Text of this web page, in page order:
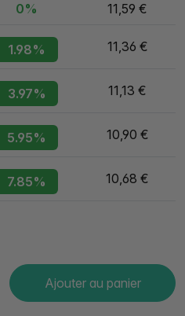
0% 11,59 €
1.98% 11,36 €
3.97% 11,13 €
5.95% 10,90 €
7.85% 10,68 €
Ajouter au panier